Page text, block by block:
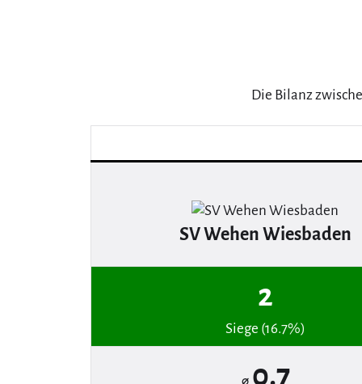
Die Bilanz
SV Wehen Wiesbaden
2
Siege (16.7%)
0.7